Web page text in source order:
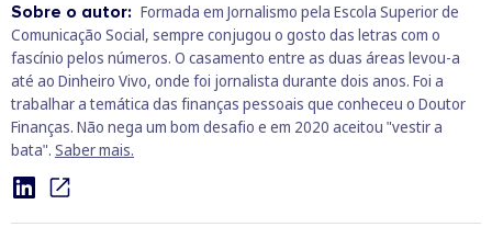
Sobre o autor: Formada em Jornalismo pela Escola Superior de
Comunicação Social, sempre conjugou o gosto das letras com o
fascínio pelos números. O casamento entre as duas áreas levou-a
até ao Dinheiro Vivo, onde foi jornalista durante dois anos. Foi a
trabalhar a temática das finanças pessoais que conheceu o Doutor
Finanças. Não nega um bom desafio e em 2020 aceitou "vestir a
bata". Saber mais.